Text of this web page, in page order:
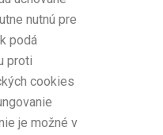
nutnú pre
podá
proti
cookies
je možné v